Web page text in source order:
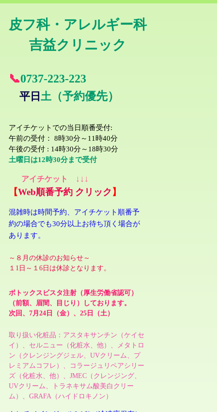
皮フ科・アレルギー科
吉益クリニック
📞0737-223-223
平日 土 （予約優先）
アイチケットでの当日順番受付:
午前の受付： 8時30分～11時40分
午後の受付 : 14時30分～18時30分
土曜日は12時30分まで受付
アイチケット ↓↓↓
【Web順番予約 クリック 】
混雑時は時間予約、アイチケット順番予
約の場合でも30分以上お待ち頂く場合が
あります。
～８月の休診のお知らせ～
１1日～１6日は休診となります。
ボトックスビスタ注射（厚生労働省認可）
（前額、眉間、目じり）しております。
次回、7月24日（金）、 25日 （土）
取り扱い化粧品：アスタキサンチン（ケイセ
イ）、セルニュー（化粧水、他）、メタトロ
ン（クレンジングジェル、UVクリーム、プ
レミアムコフレ）、コラージュリペアシリー
ズ （化粧水、他）、JMEC （クレンジング、
UVクリーム、トラネキサム酸美白クリー
ム ） 、GRAFA（ハイドロキノン）